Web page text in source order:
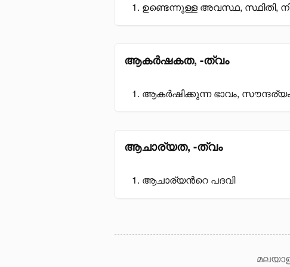
ഉണ്ടെന്നുള്ള അവസ്ഥ, സ്ഥിതി,
ആകർഷകത, -ത്വം
ആകർഷിക്കുന്ന ഭാവം,
ആചാര്യത, -ത്വം
ആചാര്യൻറെ പദവി